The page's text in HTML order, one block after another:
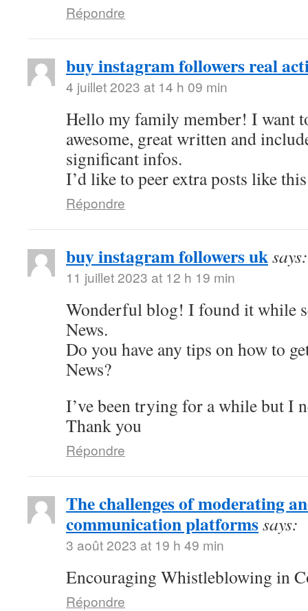
Répondre
buy instagram followers real
4 juillet 2023 at 14 h 09 min
Hello my family member! I want
awesome, great written and
significant infos.
I’d like to peer extra posts like
Répondre
buy instagram followers uksays:
11 juillet 2023 at 12 h 19 min
Wonderful blog! I found it while
News.
Do you have any tips on how to
News?
I’ve been trying for a while but I
Thank you
Répondre
The challenges of moderating
communication platformssays:
3 août 2023 at 19 h 49 min
Encouraging Whistleblowing in
Répondre